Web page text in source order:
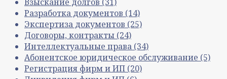
Разработка документов (14)
Экспертиза документов (25)
Договоры, контракты (24)
Интеллектуальные права (34)
Абонентское юридическое обслуживание (5)
Регистрация фирм и ИП (20)